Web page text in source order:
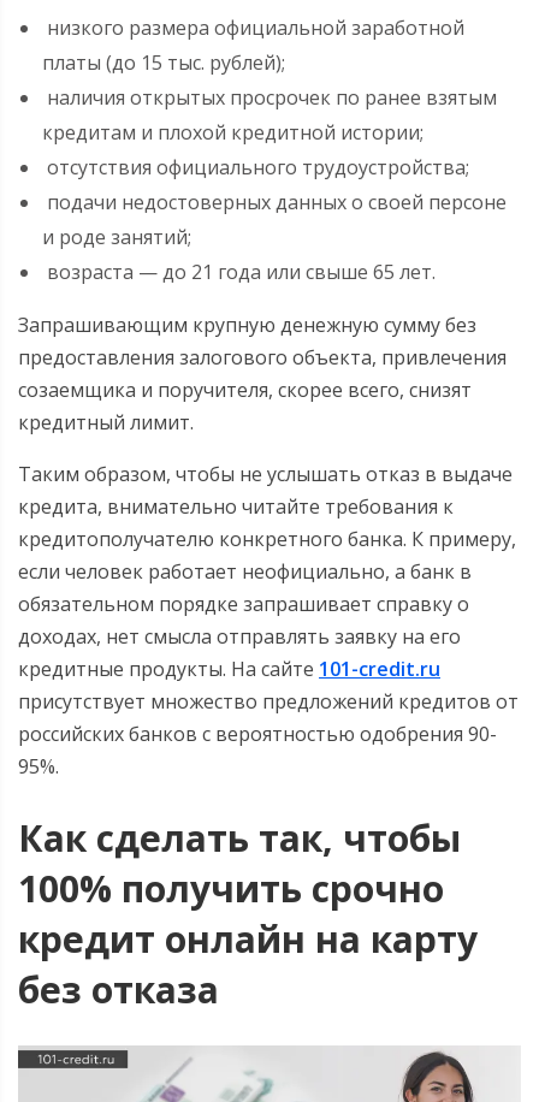
низкого размера официальной заработной
платы (до 15 тыс. рублей);
наличия открытых просрочек по ранее взятым
кредитам и плохой кредитной истории;
отсутствия официального трудоустройства;
подачи недостоверных данных о своей персоне
и роде занятий;
возраста — до 21 года или свыше 65 лет.
Запрашивающим крупную денежную сумму без
предоставления залогового объекта, привлечения
созаемщика и поручителя, скорее всего, снизят
кредитный лимит.
Таким образом, чтобы не услышать отказ в выдаче
кредита, внимательно читайте требования к
кредитополучателю конкретного банка. К примеру,
если человек работает неофициально, а банк в
обязательном порядке запрашивает справку о
доходах, нет смысла отправлять заявку на его
кредитные продукты. На сайте 101-credit.ru
присутствует множество предложений кредитов от
российских банков с вероятностью одобрения 90-
95%.
Как сделать так, чтобы
100% получить срочно
кредит онлайн на карту
без отказа